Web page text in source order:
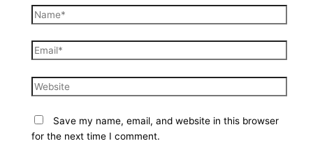
Save my name, email, and website in this browser
for the next time I comment.